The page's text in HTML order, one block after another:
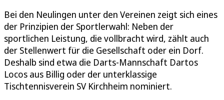
Bei den Neulingen unter den Vereinen zeigt sich eines
der Prinzipien der Sportlerwahl: Neben der
sportlichen Leistung, die vollbracht wird, zählt auch
der Stellenwert für die Gesellschaft oder ein Dorf.
Deshalb sind etwa die Darts-Mannschaft Dartos
Locos aus Billig oder der unterklassige
Tischtennisverein SV Kirchheim nominiert.